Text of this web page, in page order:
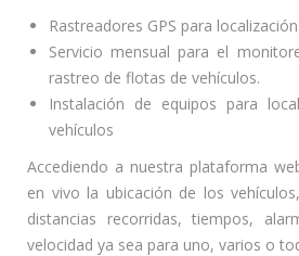
Rastreadores GPS para
Servicio mensual para el
rastreo de flotas de vehículos.
Instalación de equipos para
vehículos
Accediendo a nuestra plataforma
en vivo la ubicación de los
distancias recorridas, tiempos,
velocidad ya sea para uno, varios o